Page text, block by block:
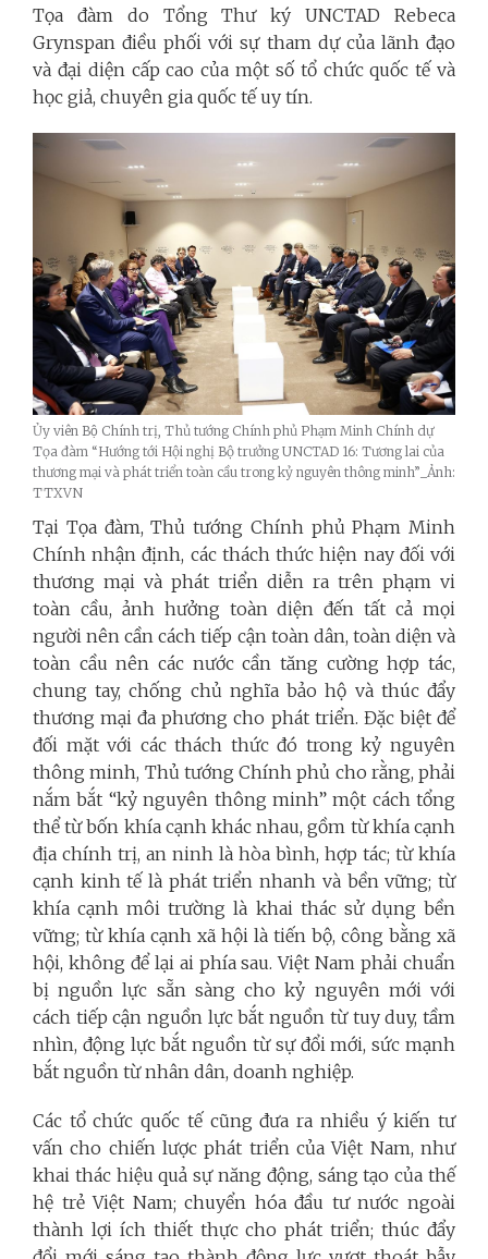
Tọa đàm do Tổng Thư ký UNCTAD Rebeca
Grynspan điều phối với sự tham dự của lãnh đạo
và đại diện cấp cao của một số tổ chức quốc tế và
học giả, chuyên gia quốc tế uy tín.
Ủy viên Bộ Chính trị, Thủ tướng Chính phủ Phạm Minh Chính dự
Tọa đàm “Hướng tới Hội nghị Bộ trưởng UNCTAD 16: Tương lai của
thương mại và phát triển toàn cầu trong kỷ nguyên thông minh”_Ảnh:
TTXVN
Tại Tọa đàm, Thủ tướng Chính phủ Phạm Minh
Chính nhận định, các thách thức hiện nay đối với
thương mại và phát triển diễn ra trên phạm vi
toàn cầu, ảnh hưởng toàn diện đến tất cả mọi
người nên cần cách tiếp cận toàn dân, toàn diện và
toàn cầu nên các nước cần tăng cường hợp tác,
chung tay, chống chủ nghĩa bảo hộ và thúc đẩy
thương mại đa phương cho phát triển. Đặc biệt để
đối mặt với các thách thức đó trong kỷ nguyên
thông minh, Thủ tướng Chính phủ cho rằng, phải
nắm bắt “kỷ nguyên thông minh” một cách tổng
thể từ bốn khía cạnh khác nhau, gồm từ khía cạnh
địa chính trị, an ninh là hòa bình, hợp tác; từ khía
cạnh kinh tế là phát triển nhanh và bền vững; từ
khía cạnh môi trường là khai thác sử dụng bền
vững; từ khía cạnh xã hội là tiến bộ, công bằng xã
hội, không để lại ai phía sau. Việt Nam phải chuẩn
bị nguồn lực sẵn sàng cho kỷ nguyên mới với
cách tiếp cận nguồn lực bắt nguồn từ tuy duy, tầm
nhìn, động lực bắt nguồn từ sự đổi mới, sức mạnh
bắt nguồn từ nhân dân, doanh nghiệp.
Các tổ chức quốc tế cũng đưa ra nhiều ý kiến tư
vấn cho chiến lược phát triển của Việt Nam, như
khai thác hiệu quả sự năng động, sáng tạo của thế
hệ trẻ Việt Nam; chuyển hóa đầu tư nước ngoài
thành lợi ích thiết thực cho phát triển; thúc đẩy